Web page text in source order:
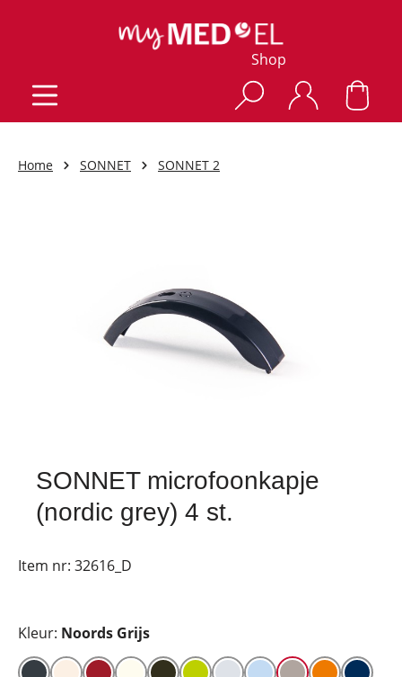
Shop
Home SONNET SONNET 2
SONNET microfoonkapje
(nordic grey) 4 st.
Item nr: 32616_D
Kleur: Noords Grijs